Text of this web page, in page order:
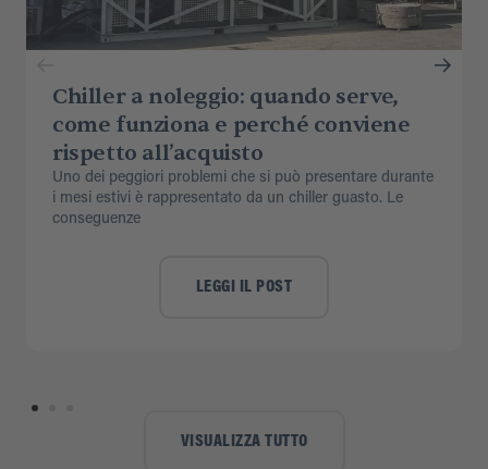
Chiller a noleggio: quando serve,
come funziona e perché conviene
rispetto all’acquisto
Uno dei peggiori problemi che si può presentare durante
i mesi estivi è rappresentato da un chiller guasto. Le
conseguenze
LEGGI IL POST
VISUALIZZA TUTTO